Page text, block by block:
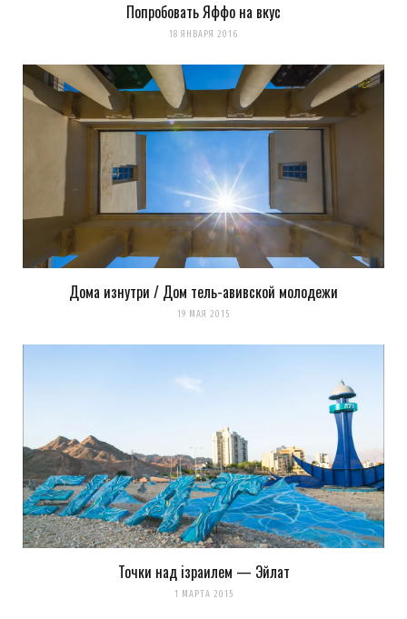
Попробовать Яффо на вкус
18 ЯНВАРЯ 2016
Дома изнутри / Дом тель-авивской молодежи
19 МАЯ 2015
Точки над iзраилем — Эйлат
1 МАРТА 2015